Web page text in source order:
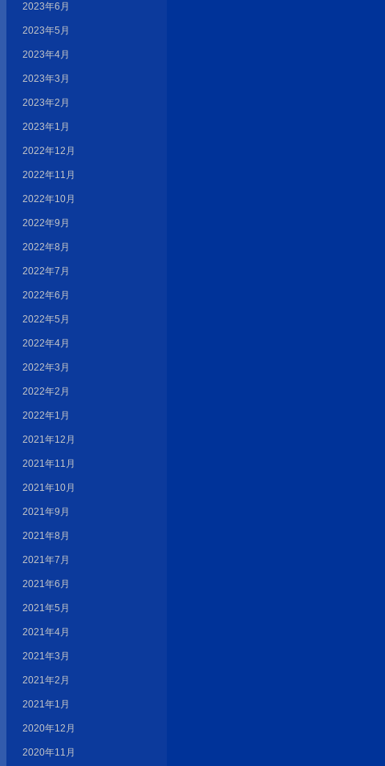
2023年6月
2023年5月
2023年4月
2023年3月
2023年2月
2023年1月
2022年12月
2022年11月
2022年10月
2022年9月
2022年8月
2022年7月
2022年6月
2022年5月
2022年4月
2022年3月
2022年2月
2022年1月
2021年12月
2021年11月
2021年10月
2021年9月
2021年8月
2021年7月
2021年6月
2021年5月
2021年4月
2021年3月
2021年2月
2021年1月
2020年12月
2020年11月